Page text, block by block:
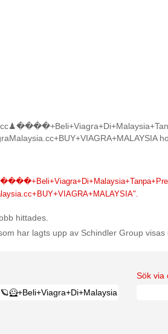
hittades.
har lagts upp av Schindler Group visas
Sök via